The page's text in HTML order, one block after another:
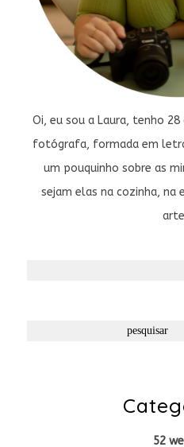
Oi, eu sou a Laura, tenho 28
fotógrafa, formada em
um pouquinho sobre as
sejam elas na cozinha, na
52